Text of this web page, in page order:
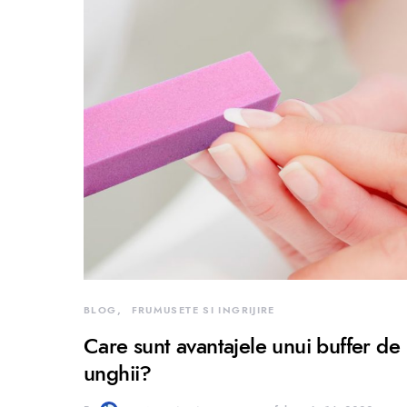
BLOG FRUMUSETE SI INGRIJIRE
Care sunt avantajele unui buffer de
unghii?